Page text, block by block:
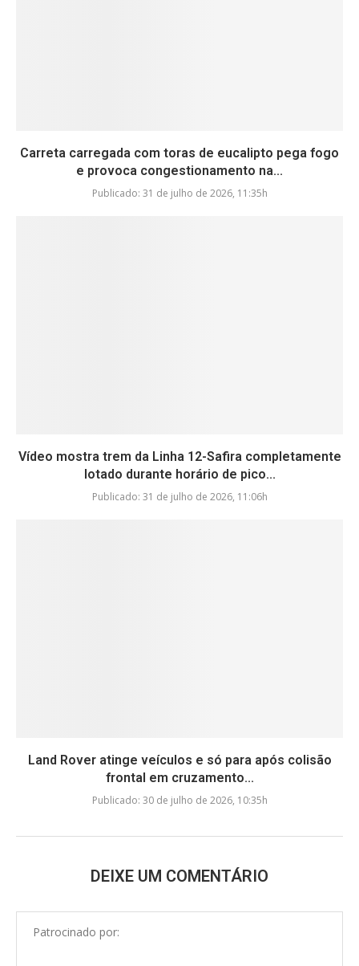
Carreta carregada com toras de eucalipto pega fogo
e provoca congestionamento na...
Publicado: 31 de julho de 2026, 11:35h
Vídeo mostra trem da Linha 12-Safira completamente
lotado durante horário de pico...
Publicado: 31 de julho de 2026, 11:06h
Land Rover atinge veículos e só para após colisão
frontal em cruzamento...
Publicado: 30 de julho de 2026, 10:35h
DEIXE UM COMENTÁRIO